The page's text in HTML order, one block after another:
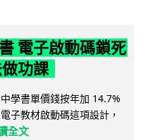
電子啟動碼鎖死
功課
學書單價錢按年加 14.7%
子教材啟動碼這項設計，
全文